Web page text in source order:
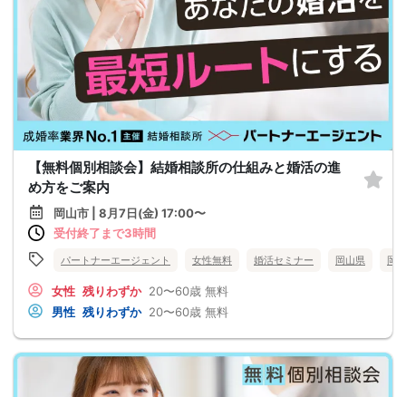
【無料個別相談会】結婚相談所の仕組みと婚活の進
め方をご案内
岡山市 | 8月7日(金) 17:00〜
受付終了まで3時間
パートナーエージェント 女性無料 婚活セミナー 岡山県 岡
女性 残りわずか 20〜60歳 無料
男性 残りわずか 20〜60歳 無料